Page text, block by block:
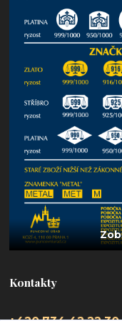
Kontakty